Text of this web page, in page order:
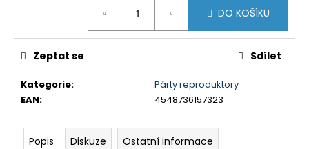
DO KOŠÍKU
Kategorie:
Párty reproduktory
EAN: 4548736157323
Zeptat se Sdílet
Popis Diskuze Ostatní informace
r
u
č
u
m